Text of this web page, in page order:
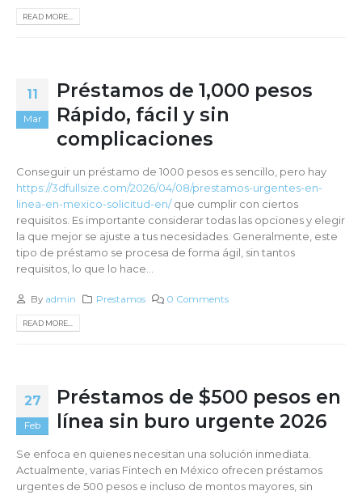
READ MORE...
11
Mar
Préstamos de 1,000 pesos
Rápido, fácil y sin
complicaciones
Conseguir un préstamo de 1000 pesos es sencillo, pero hay
https://3dfullsize.com/2026/04/08/prestamos-urgentes-en-
linea-en-mexico-solicitud-en/que cumplir con ciertos
requisitos. Es importante considerar todas las opciones y elegir
la que mejor se ajuste a tus necesidades. Generalmente, este
tipo de préstamo se procesa de forma ágil, sin tantos
requisitos, lo que lo hace...
By admin Prestamos 0 Comments
READ MORE...
27
Feb
Préstamos de $500 pesos en
línea sin buro urgente 2026
Se enfoca en quienes necesitan una solución inmediata.
Actualmente, varias Fintech en México ofrecen préstamos
urgentes de 500 pesos e incluso de montos mayores, sin